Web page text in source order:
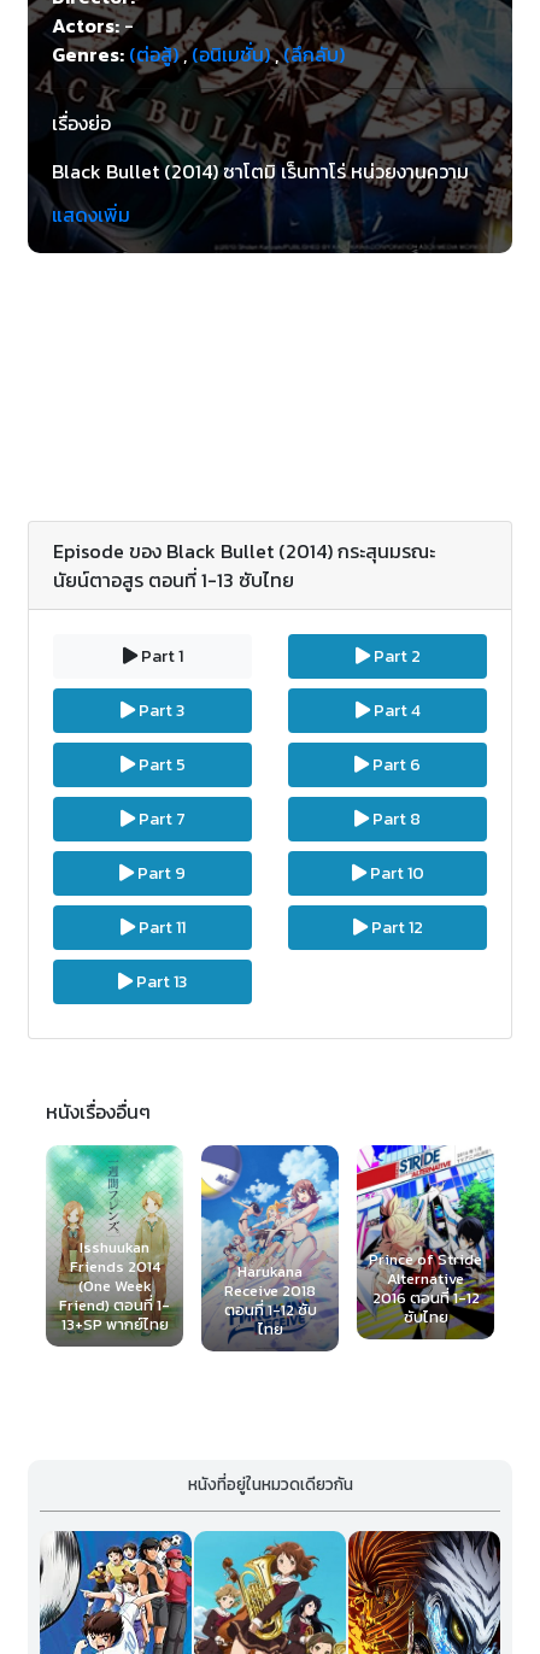
Actors:-
Genres: (ต่อสู้),(อนิเมชั่น),(ลึกลับ)
เรื่องย่อ
Black Bullet (2014) ซาโตมิ เร็นทาโร่ หน่วยงานความ
มั่นคงทางข้าราชการของบริษัทเท็นโด เด็กวัยรุ่นผู้
ชำนาญการต่อสู้ ร่วมกับคู่ซี้ ไอฮาระ เอ็นจู หนึ่งในเด็กถูก
สาปที่ด้านนอกราวกับเด็กผู้หญิงวัย 10 ขวบ เคยได้รับ
แสดงเพิ่ม
Episode ของ Black Bullet (2014) กระสุนมรณะ
นัยน์ตาอสูร ตอนที่ 1-13 ซับไทย
Part 1 Part 2
Part 3 Part 4
Part 5 Part 6
Part 7 Part 8
Part 9 Part 10
Part 11 Part 12
Part 13
หนังเรื่องอื่นๆ
Harukana
Receive 2018
ตอนที่ 1-12 ซับ
ไทย
Prince of Stride
Alternative
2016 ตอนที่ 1-12
ซับไทย
Hangyakusei
Million Arthur
2018 (ภาค1) ตอน
ที่ 1-10 ซับไทย
หนังที่อยู่ในหมวดเดียวกัน